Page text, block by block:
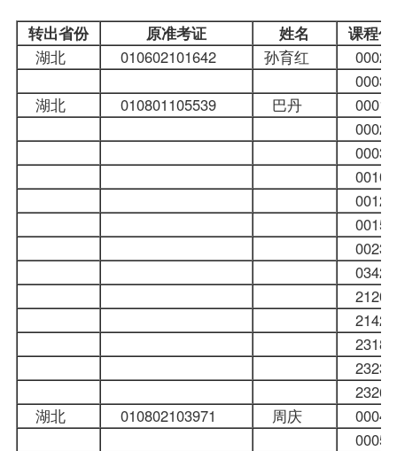
转出省份 原准考证 姓名 课程
湖北
010602101642 孙育红
湖北
010801105539 巴丹
湖北
010802103971 周庆